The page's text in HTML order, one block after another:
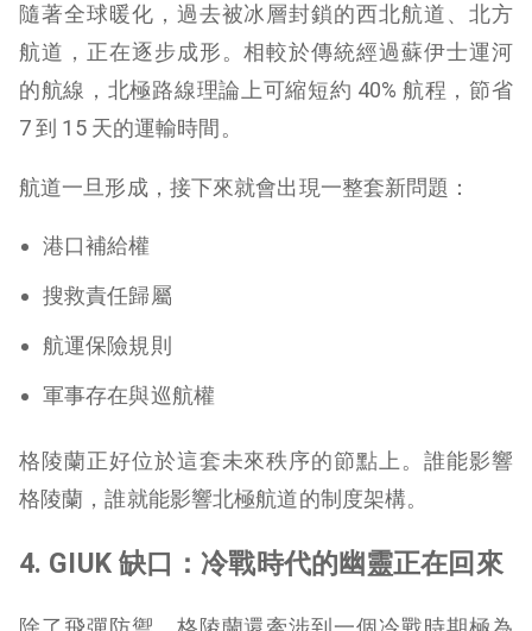
隨著全球暖化，過去被冰層封鎖的西北航道、北方
航道，正在逐步成形。相較於傳統經過蘇伊士運河
的航線，北極路線理論上可縮短約 40% 航程，節省
7 到 15 天的運輸時間。
航道一旦形成，接下來就會出現一整套新問題：
港口補給權
搜救責任歸屬
航運保險規則
軍事存在與巡航權
格陵蘭正好位於這套未來秩序的節點上。誰能影響
格陵蘭，誰就能影響北極航道的制度架構。
4. GIUK 缺口：冷戰時代的幽靈正在回來